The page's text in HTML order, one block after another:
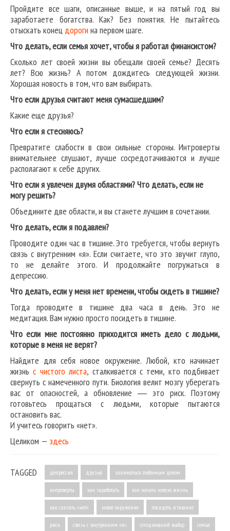
Пройдите все шаги, описанные выше, и на пятый год вы
заработаете богатства. Как? Без понятия. Не пытайтесь
отыскать конец дороги на первом шаге.
Что делать, если семья хочет, чтобы я работал финансистом?
Сколько лет своей жизни вы обещали своей семье? Десять
лет? Всю жизнь? А потом дождитесь следующей жизни.
Хорошая новость в том, что вам выбирать.
Что если друзья считают меня сумасшедшим?
Какие еще друзья?
Что если я стесняюсь?
Превратите слабости в свои сильные стороны. Интроверты
внимательнее слушают, лучше сосредотачиваются и лучше
располагают к себе других.
Что если я увлечен двумя областями? Что делать, если не
могу решить?
Объедините две области, и вы станете лучшим в сочетании.
Что делать, если я подавлен?
Проводите один час в тишине. Это требуется, чтобы вернуть
связь с внутренним «я». Если считаете, что это звучит глупо,
то не делайте этого. И продолжайте погружаться в
депрессию.
Что делать, если у меня нет времени, чтобы сидеть в тишине?
Тогда проводите в тишине два часа в день. Это не
медитация. Вам нужно просто посидеть в тишине.
Что если мне постоянно приходится иметь дело с людьми,
которые в меня не верят?
Найдите для себя новое окружение. Любой, кто начинает
жизньс чистого листа, сталкивается с теми, кто подбивает
свернуть с намеченного пути. Биология велит мозгу уберегать
вас от опасностей, а обновление ― это риск. Поэтому
готовьтесь прощаться с людьми, которые пытаются
остановить вас.
И учитесь говорить «нет».
Целиком — здесь
TAGGED депрессия друзья заниматься любимым делом
интроверты как заработать как начать новую жизнь
как сакзать «нет» новое окружение посидеть в тишине
риск связь с внутренним «я» сегодняшний выбор семья